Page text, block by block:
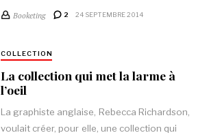
Booketing 2 24 SEPTEMBRE 2014
COLLECTION
La collection qui met la larme à
l’oeil
La graphiste anglaise, Rebecca Richardson,
voulait créer, pour elle, une collection qui